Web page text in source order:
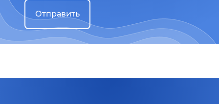
Отправить